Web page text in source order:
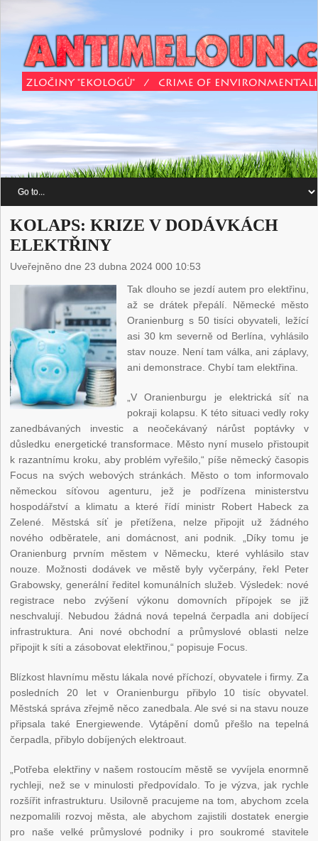
KOLAPS: KRIZE V DODÁVKÁCH
ELEKTŘINY
Uveřejněno dne 23 dubna 2024 000 10:53
Tak dlouho se jezdí autem pro elektřinu,
až se drátek přepálí. Německé město
Oranienburg s 50 tisíci obyvateli, ležící
asi 30 km severně od Berlína, vyhlásilo
stav nouze. Není tam válka, ani záplavy,
ani demonstrace. Chybí tam elektřina.
„V Oranienburgu je elektrická síť na
pokraji kolapsu. K této situaci vedly roky
zanedbávaných investic a neočekávaný nárůst poptávky v
důsledku energetické transformace. Město nyní muselo přistoupit
k razantnímu kroku, aby problém vyřešilo,“ píše německý časopis
Focus na svých webových stránkách. Město o tom informovalo
německou síťovou agenturu, jež je podřízena ministerstvu
hospodářství a klimatu a které řídí ministr Robert Habeck za
Zelené. Městská síť je přetížena, nelze připojit už žádného
nového odběratele, ani domácnost, ani podnik. „Díky tomu je
Oranienburg prvním městem v Německu, které vyhlásilo stav
nouze. Možnosti dodávek ve městě byly vyčerpány, řekl Peter
Grabowsky, generální ředitel komunálních služeb. Výsledek: nové
registrace nebo zvýšení výkonu domovních přípojek se již
neschvalují. Nebudou žádná nová tepelná čerpadla ani dobíjecí
infrastruktura. Ani nové obchodní a průmyslové oblasti nelze
připojit k síti a zásobovat elektřinou,“ popisuje Focus.
Blízkost hlavnímu městu lákala nové příchozí, obyvatele i firmy. Za
posledních 20 let v Oranienburgu přibylo 10 tisíc obyvatel.
Městská správa zřejmě něco zanedbala. Ale své si na stavu nouze
připsala také Energiewende. Vytápění domů přešlo na tepelná
čerpadla, přibylo dobíjených elektroaut.
„Potřeba elektřiny v našem rostoucím městě se vyvíjela enormně
rychleji, než se v minulosti předpovídalo. To je výzva, jak rychle
rozšířit infrastrukturu. Usilovně pracujeme na tom, abychom zcela
nezpomalili rozvoj města, ale abychom zajistili dostatek energie
pro naše velké průmyslové podniky i pro soukromé stavitele